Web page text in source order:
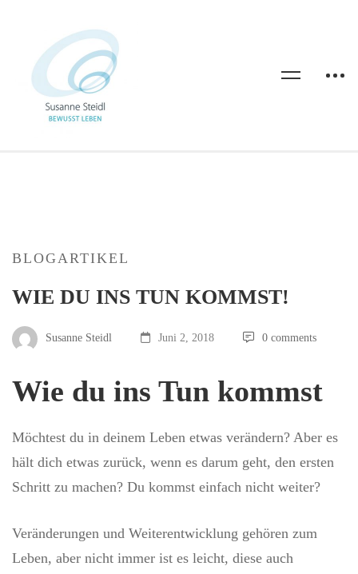
BLOGARTIKEL
WIE DU INS TUN KOMMST!
Susanne Steidl Juni 2, 2018 0 comments
Wie du ins Tun kommst
Möchtest du in deinem Leben etwas verändern? Aber es
hält dich etwas zurück, wenn es darum geht, den ersten
Schritt zu machen? Du kommst einfach nicht weiter?
Veränderungen und Weiterentwicklung gehören zum
Leben, aber nicht immer ist es leicht, diese auch